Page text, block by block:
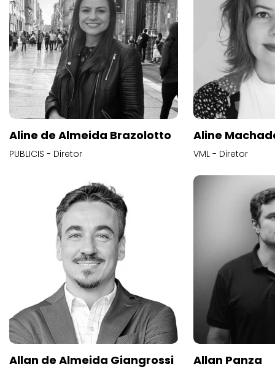
Aline de Almeida Brazolotto
PUBLICIS - Diretor
Aline
VML - Diretor
Allan de Almeida Giangrossi Allan Panza